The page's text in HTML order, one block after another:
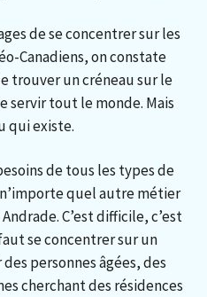
de se concentrer sur les
Canadiens, on constate
trouver un créneau sur le
servir tout le monde. Mais
qui existe.
de tous les types de
quel autre métier
C’est difficile, c’est
se concentrer sur un
personnes âgées, des
cherchant des résidences